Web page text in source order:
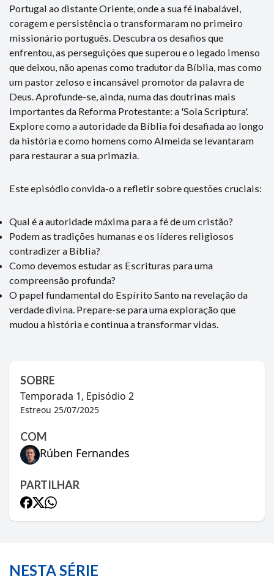
Portugal ao distante Oriente, onde a sua fé inabalável,
coragem e persistência o transformaram no primeiro
missionário português. Descubra os desafios que
enfrentou, as perseguições que superou e o legado imenso
que deixou, não apenas como tradutor da Bíblia, mas como
um pastor zeloso e incansável promotor da palavra de
Deus. Aprofunde-se, ainda, numa das doutrinas mais
importantes da Reforma Protestante: a 'Sola Scriptura'.
Explore como a autoridade da Bíblia foi desafiada ao longo
da história e como homens como Almeida se levantaram
para restaurar a sua primazia.
Este episódio convida-o a refletir sobre questões cruciais:
Qual é a autoridade máxima para a fé de um cristão?
Podem as tradições humanas e os líderes religiosos
contradizer a Bíblia?
Como devemos estudar as Escrituras para uma
compreensão profunda?
O papel fundamental do Espírito Santo na revelação da
verdade divina. Prepare-se para uma exploração que
mudou a história e continua a transformar vidas.
SOBRE
Temporada 1, Episódio 2
Estreou 25/07/2025
COM
Rúben Fernandes
PARTILHAR
NESTA SÉRIE